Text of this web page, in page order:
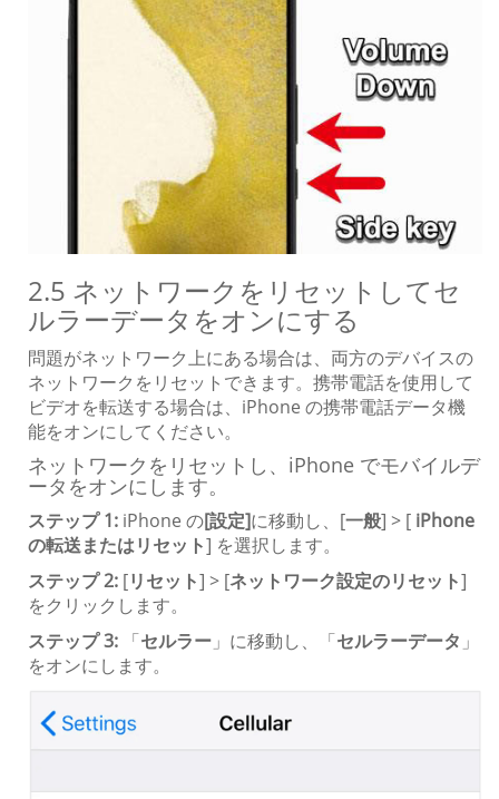
2.5 ネットワークをリセットしてセ
ルラーデータをオンにする
問題がネットワーク上にある場合は、両方のデバイスの
ネットワークをリセットできます。携帯電話を使用して
ビデオを転送する場合は、iPhone の携帯電話データ機
能をオンにしてください。
ネットワークをリセットし、iPhone でモバイルデ
ータをオンにします。
ステップ 1: iPhone の[設定]に移動し、[一般] > [ iPhone
の転送またはリセット] を選択します。
ステップ 2: [リセット] > [ネットワーク設定のリセット]
をクリックします。
ステップ 3: 「セルラー 」に移動し、「セルラーデータ 」
をオンにします。